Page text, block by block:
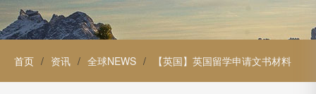
首页 / 资讯 / 全球NEWS / 【英国】英国留学申请文书材料